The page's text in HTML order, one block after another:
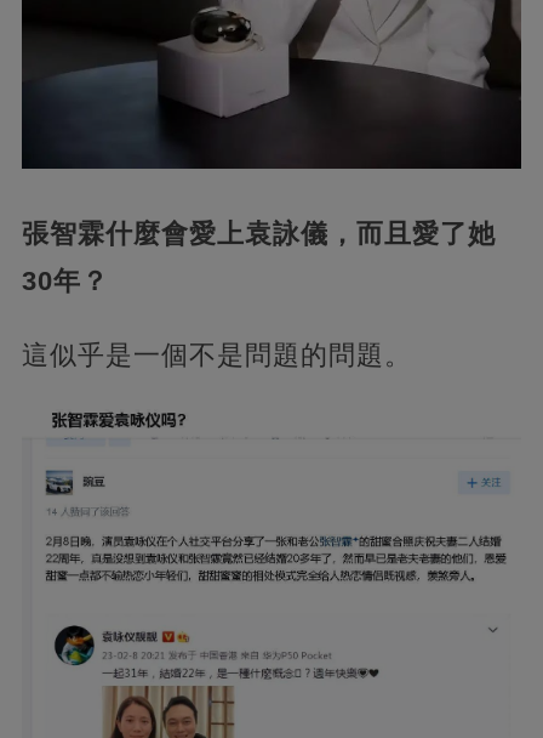
張智霖什麼會愛上袁詠儀，而且愛了她
30年？
這似乎是一個不是問題的問題。